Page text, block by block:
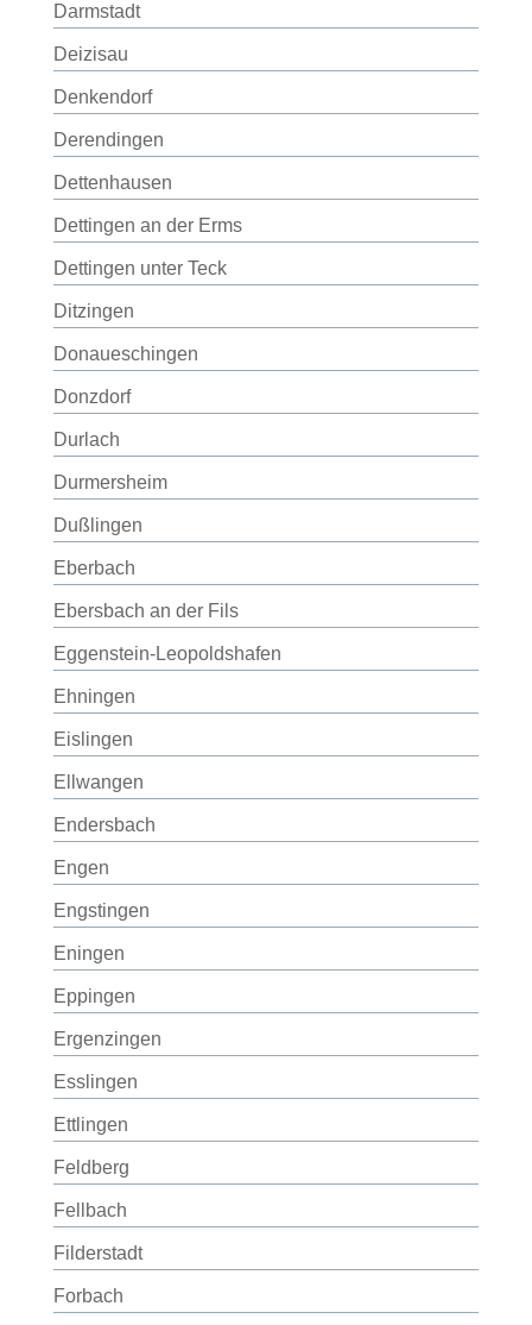
Darmstadt
Deizisau
Denkendorf
Derendingen
Dettenhausen
Dettingen an der Erms
Dettingen unter Teck
Ditzingen
Donaueschingen
Donzdorf
Durlach
Durmersheim
Dußlingen
Eberbach
Ebersbach an der Fils
Eggenstein-Leopoldshafen
Ehningen
Eislingen
Ellwangen
Endersbach
Engen
Engstingen
Eningen
Eppingen
Ergenzingen
Esslingen
Ettlingen
Feldberg
Fellbach
Filderstadt
Forbach